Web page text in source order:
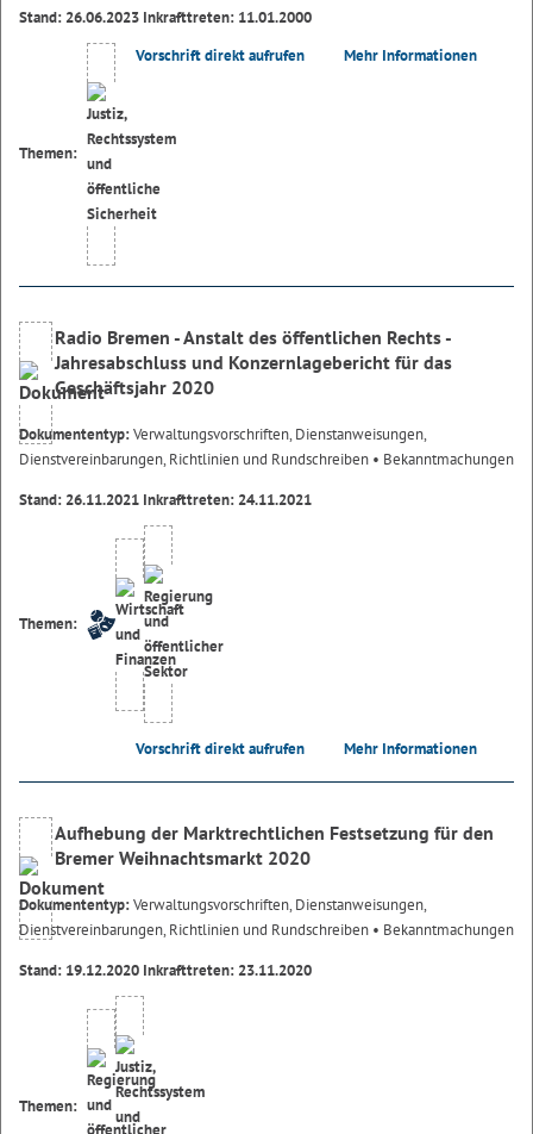
Stand: 26.06.2023 Inkrafttreten: 11.01.2000
Themen:
Vorschrift direkt aufrufen Mehr Informationen
Radio Bremen - Anstalt des öffentlichen Rechts -
Jahresabschluss und Konzernlagebericht für das
Geschäftsjahr 2020
Dokumententyp:Verwaltungsvorschriften, Dienstanweisungen,
Dienstvereinbarungen, Richtlinien und Rundschreiben • Bekanntmachungen
Stand: 26.11.2021 Inkrafttreten: 24.11.2021
Themen:
Vorschrift direkt aufrufen Mehr Informationen
Aufhebung der Marktrechtlichen Festsetzung für den
Bremer Weihnachtsmarkt 2020
Dokumententyp:Verwaltungsvorschriften, Dienstanweisungen,
Dienstvereinbarungen, Richtlinien und Rundschreiben • Bekanntmachungen
Stand: 19.12.2020 Inkrafttreten: 23.11.2020
Themen: